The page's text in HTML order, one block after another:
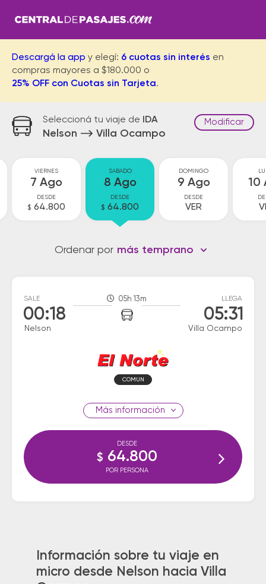
Descargá la app y elegí: 6 cuotas sin interés en
compras mayores a $180.000 o
25% OFF con Cuotas sin Tarjeta.
Seleccioná tu viaje de IDA
Nelson Villa Ocampo
Modificar
VIERNES
7 Ago
DESDE
$ 64.800
SABADO
8 Ago
DESDE
$ 64.800
DOMINGO
9 Ago
DESDE
VER
10
Ordenar por más temprano
SALE
00:18
Nelson
05h 13m LLEGA
05:31
Villa Ocampo
COMUN
información
DESDE
$ 64.800
POR PERSONA
Información sobre tu viaje en
micro desde Nelson hacia Villa